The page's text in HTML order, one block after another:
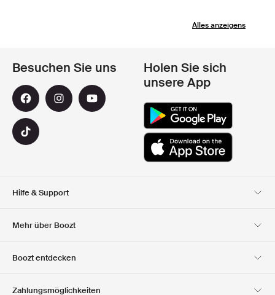
Alles anzeigens
Hilfe & Support
Mehr über Boozt
Boozt entdecken
Besuchen Sie uns
Holen Sie sich
unsere App
Zahlungsmöglichkeiten